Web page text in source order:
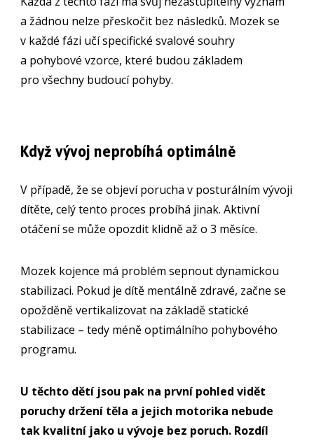
a žádnou nelze přeskočit bez následků. Mozek se
v každé fázi učí specifické svalové souhry
a pohybové vzorce, které budou základem
pro všechny budoucí pohyby.
Když vývoj neprobíhá optimálně
V případě, že se objeví porucha v posturálním vývoji
dítěte, celý tento proces probíhá jinak. Aktivní
otáčení se může opozdit klidně až o 3 měsíce.
Mozek kojence má problém sepnout dynamickou
stabilizaci. Pokud je dítě mentálně zdravé, začne se
opožděně vertikalizovat na základě statické
stabilizace – tedy méně optimálního pohybového
programu.
U těchto dětí jsou pak na první pohled vidět
poruchy držení těla a jejich motorika nebude
tak kvalitní jako u vývoje bez poruch. Rozdíl